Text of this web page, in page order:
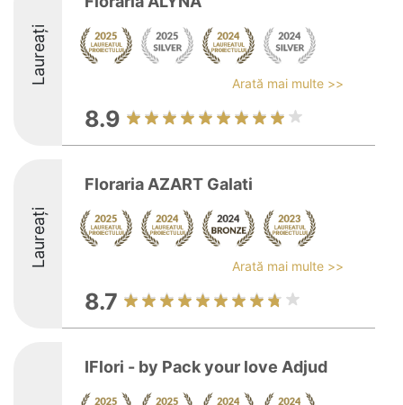
Laureați Arată mai multe >>
8.9
Laureați
Floraria AZART Galati
Arată mai multe >>
8.7
IFlori - by Pack your love Adjud